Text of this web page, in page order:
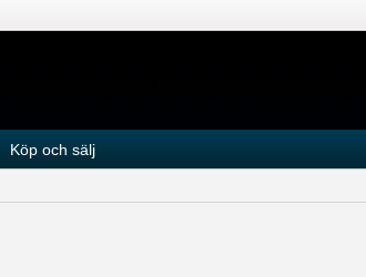
Köp och sälj